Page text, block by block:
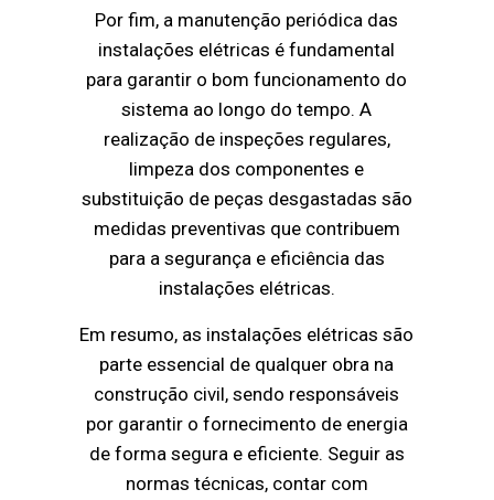
Por fim, a manutenção periódica das
instalações elétricas é fundamental
para garantir o bom funcionamento do
sistema ao longo do tempo. A
realização de inspeções regulares,
limpeza dos componentes e
substituição de peças desgastadas são
medidas preventivas que contribuem
para a segurança e eficiência das
instalações elétricas.
Em resumo, as instalações elétricas são
parte essencial de qualquer obra na
construção civil, sendo responsáveis
por garantir o fornecimento de energia
de forma segura e eficiente. Seguir as
normas técnicas, contar com